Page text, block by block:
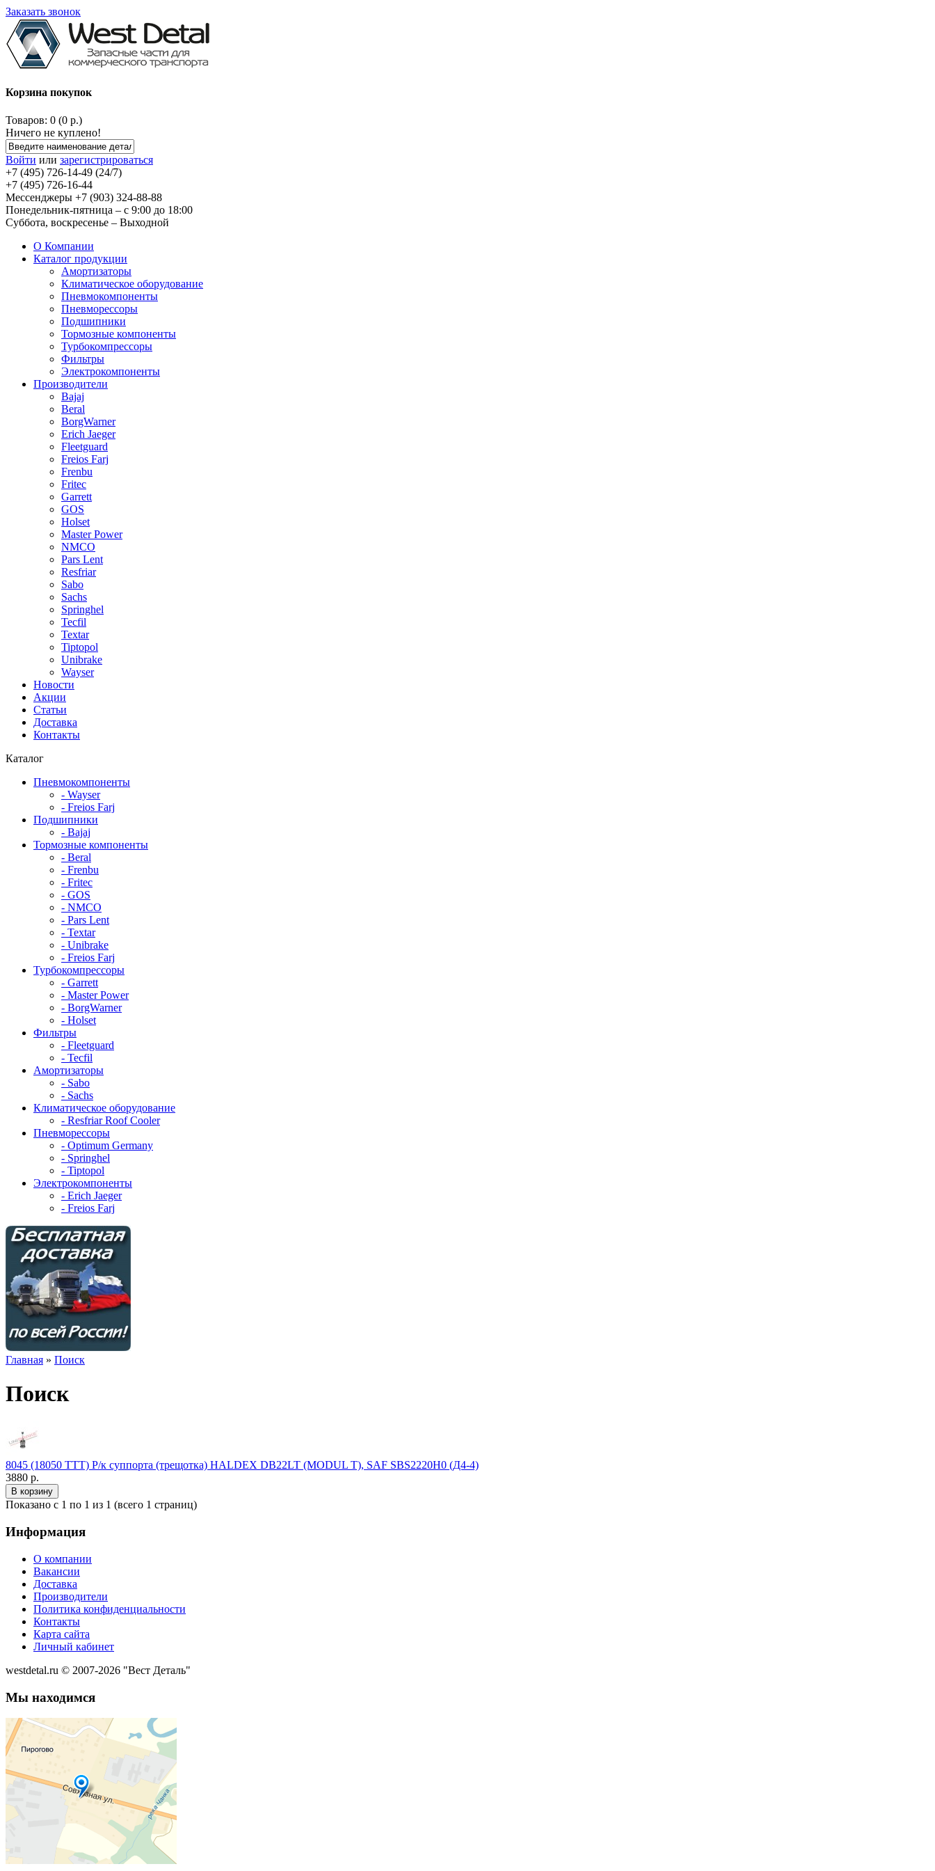
Заказать звонок
Корзина покупок
Товаров: 0 (0 р.)
Ничего не куплено!
Войти или зарегистрироваться
+7 (495) 726-14-49 (24/7)
+7 (495) 726-16-44
Мессенджеры +7 (903) 324-88-88
Понедельник-пятница – с 9:00 до 18:00
Суббота, воскресенье – Выходной
О Компании
Каталог продукции
Амортизаторы
Климатическое оборудование
Пневмокомпоненты
Пневморессоры
Подшипники
Тормозные компоненты
Турбокомпрессоры
Фильтры
Электрокомпоненты
Производители
Bajaj
Beral
BorgWarner
Erich Jaeger
Fleetguard
Freios Farj
Frenbu
Fritec
Garrett
GOS
Holset
Master Power
NMCO
Pars Lent
Resfriar
Sabo
Sachs
Springhel
Tecfil
Textar
Tiptopol
Unibrake
Wayser
Новости
Акции
Статьи
Доставка
Контакты
Каталог
Пневмокомпоненты
- Wayser
- Freios Farj
Подшипники
- Bajaj
Тормозные компоненты
- Beral
- Frenbu
- Fritec
- GOS
- NMCO
- Pars Lent
- Textar
- Unibrake
- Freios Farj
Турбокомпрессоры
- Garrett
- Master Power
- BorgWarner
- Holset
Фильтры
- Fleetguard
- Tecfil
Амортизаторы
- Sabo
- Sachs
Климатическое оборудование
- Resfriar Roof Cooler
Пневморессоры
- Optimum Germany
- Springhel
- Tiptopol
Электрокомпоненты
- Erich Jaeger
- Freios Farj
Главная » Поиск
Поиск
8045 (18050 TTT) Р/к суппорта (трещотка) HALDEX DB22LT (MODUL T), SAF SBS2220H0 (Д4-4)
3880 р.
Показано с 1 по 1 из 1 (всего 1 страниц)
Информация
О компании
Вакансии
Доставка
Производители
Политика конфиденциальности
Контакты
Карта сайта
Личный кабинет
westdetal.ru © 2007-2026 "Вест Деталь"
Мы находимся